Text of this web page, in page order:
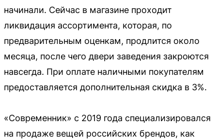
начинали. Сейчас в магазине проходит
ликвидация ассортимента, которая, по
предварительным оценкам, продлится около
месяца, после чего двери заведения закроются
навсегда. При оплате наличными покупателям
предоставляется дополнительная скидка в 3%.
«Современник» с 2019 года специализировался
на продаже вещей российских брендов, как